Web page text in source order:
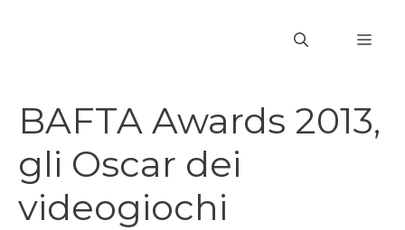
BAFTA Awards 2013,
gli Oscar dei
videogiochi